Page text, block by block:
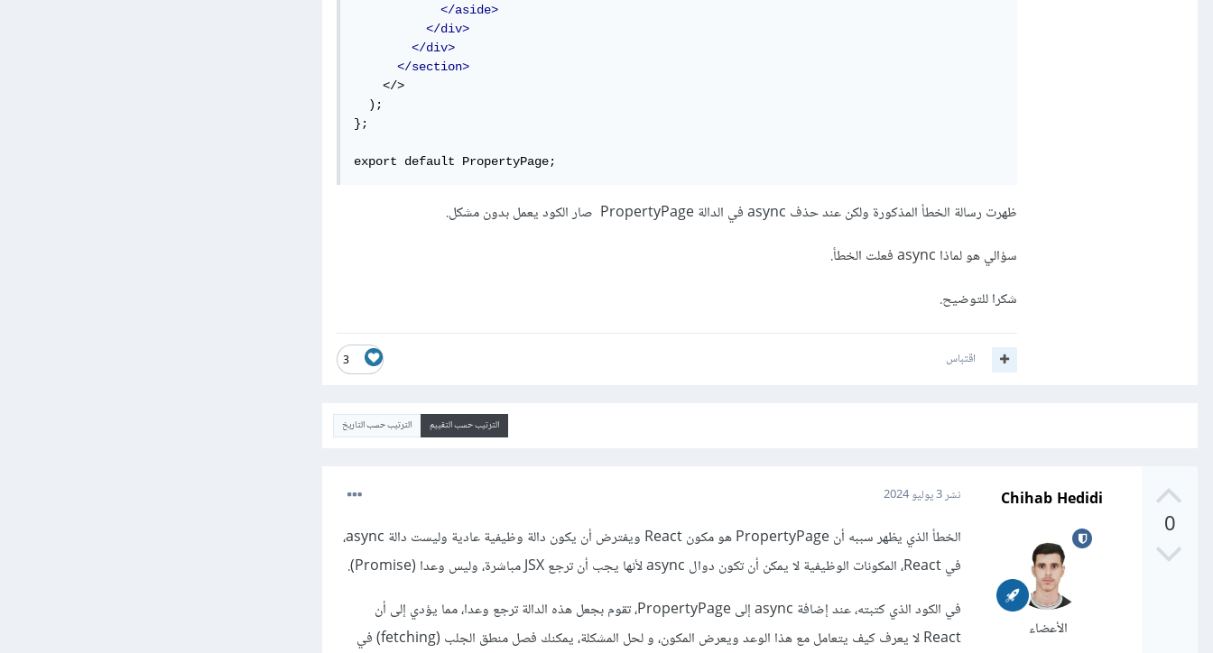
</aside>
</div>
</div>
</section>
    </>
  );
};
export default PropertyPage;
ظهرت رسالة الخطأ المذكورة ولكن عند حذف async في الدالة PropertyPage صار الكود يعمل بدون مشكل.
سؤالي هو لماذا async فعلت الخطأ.
شكرا للتوضيح.
3 اقتباس
الترتيب حسب التقييم الترتيب حسب التاريخ
0
Chihab Hedidi
الأعضاء
نشر3 يوليو 2024
الخطأ الذي يظهر سببه أن PropertyPage هو مكون React ويفترض أن يكون دالة وظيفية عادية وليست دالة async،
في React، المكونات الوظيفية لا يمكن أن تكون دوال async لأنها يجب أن ترجع JSX مباشرة، وليس وعدا (Promise).
في الكود الذي كتبته، عند إضافة async إلى PropertyPage، تقوم بجعل هذه الدالة ترجع وعدا، مما يؤدي إلى أن
React لا يعرف كيف يتعامل مع هذا الوعد ويعرض المكون، و لحل المشكلة، يمكنك فصل منطق الجلب (fetching) في